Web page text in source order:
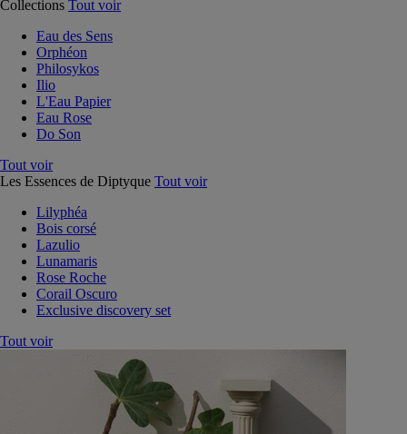
Collections Tout voir
Eau des Sens
Orphéon
Philosykos
Ilio
L'Eau Papier
Eau Rose
Do Son
Tout voir
Les Essences de Diptyque Tout voir
Lilyphéa
Bois corsé
Lazulio
Lunamaris
Rose Roche
Corail Oscuro
Exclusive discovery set
Tout voir